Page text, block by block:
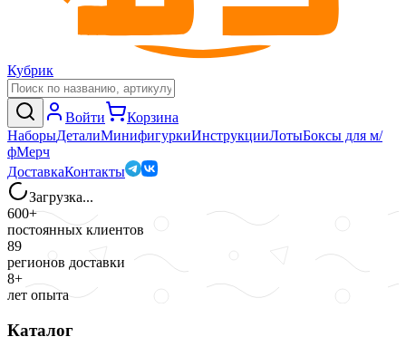
Кубрик
Войти
Корзина
НаборыДеталиМинифигуркиИнструкцииЛотыБоксы для м/
фМерч
ДоставкаКонтакты
Загрузка...
600+
постоянных клиентов
89
регионов доставки
8+
лет опыта
Каталог